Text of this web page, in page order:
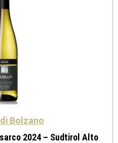
Bolzano
2024 – Sudtirol Alto